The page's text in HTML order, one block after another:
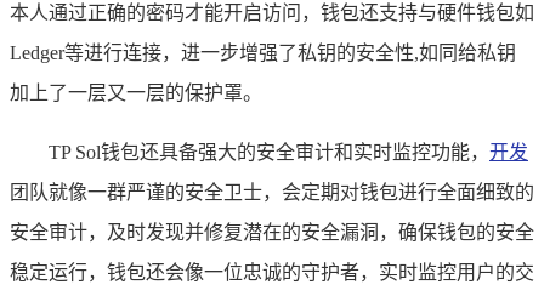
本人通过正确的密码才能开启访问，钱包还支持与硬件钱包如
Ledger等进行连接，进一步增强了私钥的安全性,如同给私钥
加上了一层又一层的保护罩。
TP Sol钱包还具备强大的安全审计和实时监控功能， 开发
团队就像一群严谨的安全卫士，会定期对钱包进行全面细致的
安全审计，及时发现并修复潜在的安全漏洞，确保钱包的安全
稳定运行，钱包还会像一位忠诚的守护者，实时监控用户的交